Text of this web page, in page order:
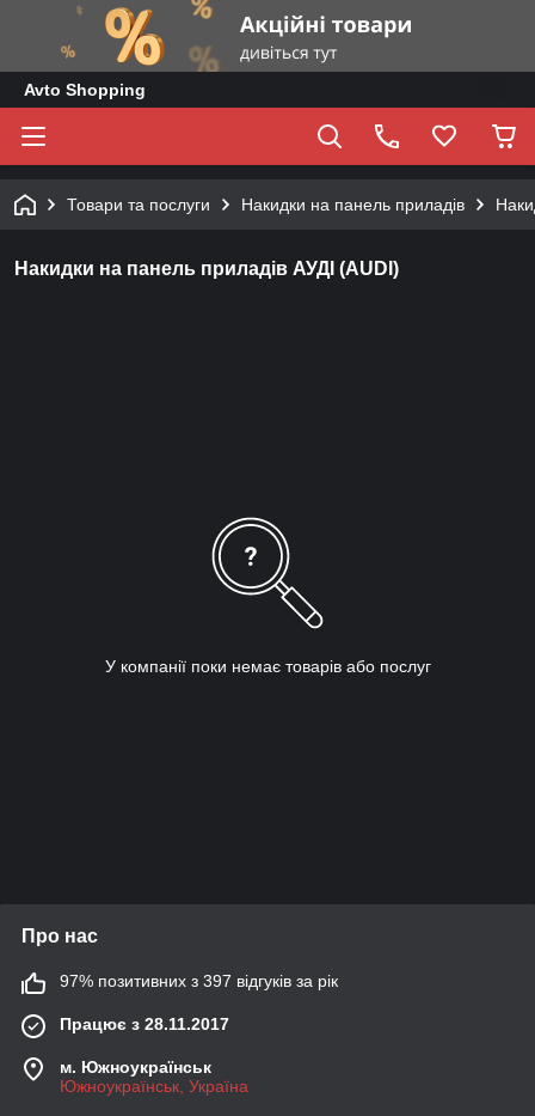
Avto Shopping
Товари та послуги Накидки на панель приладів
Накидки на панель приладів АУДІ (AUDI)
У компанії поки немає товарів або послуг
Про нас
97% позитивних з 397 відгуків за рік
Працює з 28.11.2017
м. Южноукраїнськ
Южноукраїнськ, Україна